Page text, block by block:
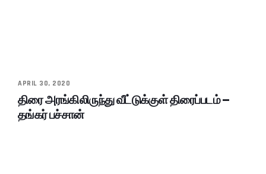
APRIL 30, 2020
திரை அரங்கிலிருந்து வீட்டுக்குள் திரைப்படம் –
தங்கர் பச்சான்